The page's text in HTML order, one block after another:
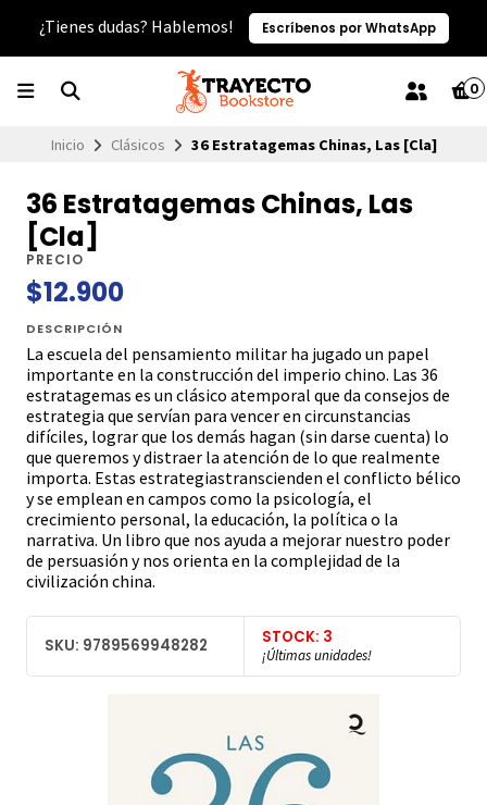
¿Tienes dudas? Hablemos! Escríbenos por WhatsApp
0
Inicio Clásicos 36 Estratagemas Chinas, Las [Cla]
36 Estratagemas Chinas, Las
[Cla]
PRECIO
$12.900
DESCRIPCIÓN
La escuela del pensamiento militar ha jugado un papel
importante en la construcción del imperio chino. Las 36
estratagemas es un clásico atemporal que da consejos de
estrategia que servían para vencer en circunstancias
difíciles, lograr que los demás hagan (sin darse cuenta) lo
que queremos y distraer la atención de lo que realmente
importa. Estas estrategiastranscienden el conflicto bélico
y se emplean en campos como la psicología, el
crecimiento personal, la educación, la política o la
narrativa. Un libro que nos ayuda a mejorar nuestro poder
de persuasión y nos orienta en la complejidad de la
civilización china.
SKU: 9789569948282 STOCK: 3
¡Últimas unidades!